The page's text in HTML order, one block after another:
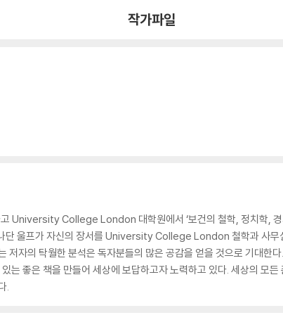
작가파일
University College London 대학원에서 ‘보건의 철학, 정치학, 경
울프가 자신의 장서를 University College London 철학과 사무
저자의 탁월한 분석은 독자분들의 많은 공감을 얻을 것으로 기대한
는 좋은 책을 만들어 세상에 보답하고자 노력하고 있다. 세상의 모
.